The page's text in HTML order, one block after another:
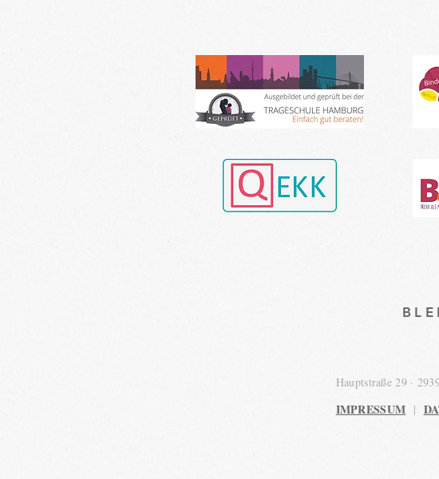
Hauptstraße 29 ·
IMPRESSUM |